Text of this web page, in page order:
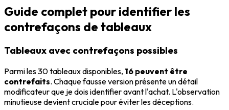
Guide complet pour identifier les
contrefaçons de tableaux
Tableaux avec contrefaçons possibles
Parmi les 30 tableaux disponibles, 16 peuvent être
contrefaits. Chaque fausse version présente un détail
modificateur que je dois identifier avant l'achat. L'observation
minutieuse devient cruciale pour éviter les déceptions.